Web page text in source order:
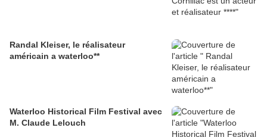
Randal Kleiser, le réalisateur
américain a waterloo**
Waterloo Historical Film Festival avec
M. Claude Lelouch